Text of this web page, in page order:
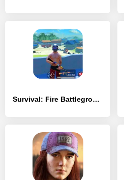
Survival: Fire Battlegrounds